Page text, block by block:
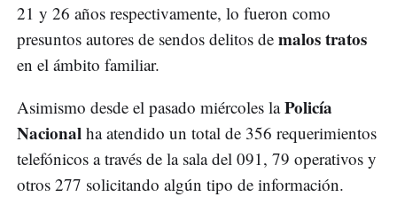
21 y 26 años respectivamente, lo fueron como
presuntos autores de sendos delitos de malos tratos
en el ámbito familiar.
Asimismo desde el pasado miércoles laPolicía
Nacional ha atendido un total de 356 requerimientos
telefónicos a través de la sala del 091, 79 operativos y
otros 277 solicitando algún tipo de información.